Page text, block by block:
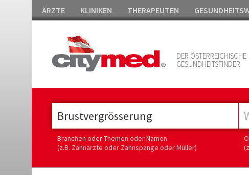
ÄRZTE KLINIKEN THERAPEUTEN
DER ÖSTERREICHISCHE
GESUNDHEITSFINDER
Branchen oder Themen oder Namen
(z.B. Zahnärzte oder Zahnspange oder Müller)